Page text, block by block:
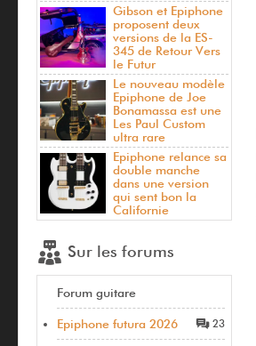
Gibson et Epiphone
proposent deux
versions de la ES-
345 de Retour Vers
le Futur
Le nouveau modèle
Epiphone de Joe
Bonamassa est une
Les Paul Custom
ultra rare
Epiphone relance sa
double manche
dans une version
qui sent bon la
Californie
Sur les forums
Forum guitare
Epiphone futura 2026 23